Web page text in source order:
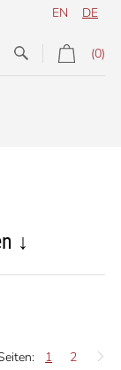
DE
EN
(0)
↓
1 2